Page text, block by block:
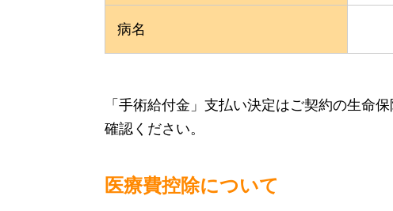
病名
「手術給付金」支払い決定はご契約の生命
確認ください。
医療費控除について